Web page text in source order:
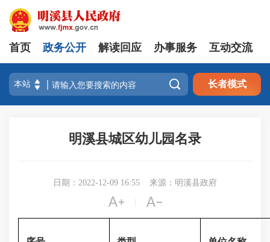
首页 政务公开 解读回应 办事服务 互动交流
 长者模式
明溪县城区幼儿园名录
日期：2022-12-09 16:55 来源：明溪县政府
 